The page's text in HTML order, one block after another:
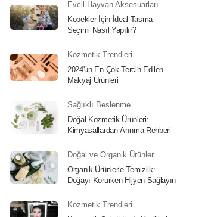
Evcil Hayvan Aksesuarları
Köpekler İçin İdeal Tasma
Seçimi Nasıl Yapılır?
Kozmetik Trendleri
2024'ün En Çok Tercih Edilen
Makyaj Ürünleri
Sağlıklı Beslenme
Doğal Kozmetik Ürünleri:
Kimyasallardan Arınma Rehberi
Doğal ve Organik Ürünler
Organik Ürünlerle Temizlik:
Doğayı Korurken Hijyen Sağlayın
Kozmetik Trendleri